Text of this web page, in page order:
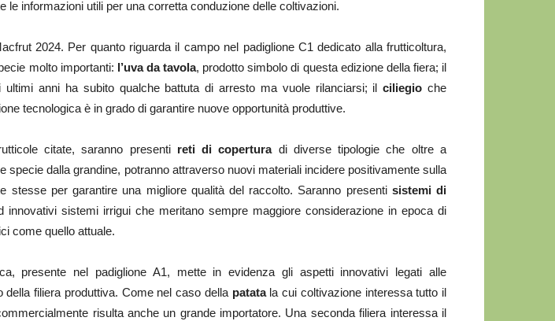
le informazioni utili per una corretta conduzione delle coltivazioni.
2024. Per quanto riguarda il campo nel padiglione C1 dedicato alla frutticoltura,
molto importanti: l’uva da tavola, prodotto simbolo di questa edizione della fiera; il
ultimi anni ha subito qualche battuta di arresto ma vuole rilanciarsi; ilciliegio che
tecnologica è in grado di garantire nuove opportunità produttive.
citate, saranno presenti reti di coperturadi diverse tipologie che oltre a
specie dalla grandine, potranno attraverso nuovi materiali incidere positivamente sulla
stesse per garantire una migliore qualità del raccolto. Saranno presenti sistemi di
innovativi sistemi irrigui che meritano sempre maggiore considerazione in epoca di
come quello attuale.
presente nel padiglione A1, mette in evidenza gli aspetti innovativi legati alle
della filiera produttiva. Come nel caso della patatala cui coltivazione interessa tutto il
risulta anche un grande importatore. Una seconda filiera interessa il